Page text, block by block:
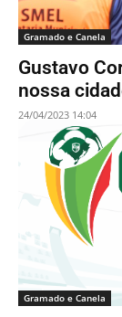
Gramado e Canela
Gustavo
nossa
24/04/2023 14:04
Gramado e Canela